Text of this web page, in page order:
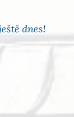
dnes!